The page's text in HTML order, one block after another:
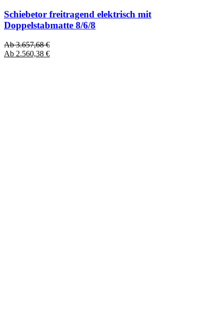
Schiebetor freitragend elektrisch mit
Doppelstabmatte 8/6/8
Ab3.657,68€
Ab 2.560,38 €